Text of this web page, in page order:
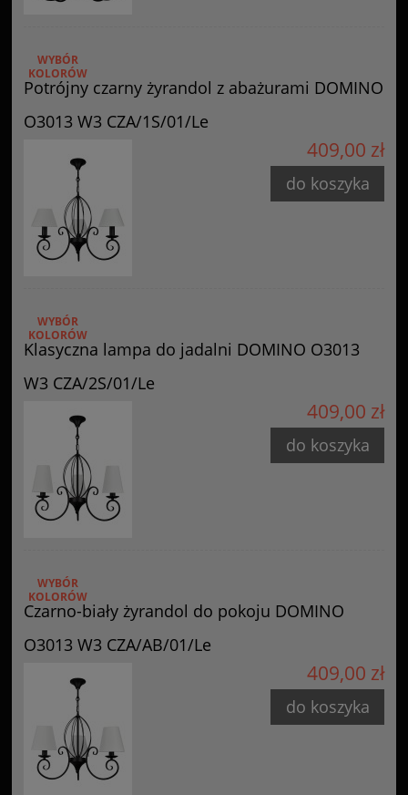
Potrójny czarny żyrandol z abażurami DOMINO
O3013 W3 CZA/1S/01/Le
WYBÓR
KOLORÓW
409,00 zł
do koszyka
Klasyczna lampa do jadalni DOMINO O3013
W3 CZA/2S/01/Le
WYBÓR
KOLORÓW
409,00 zł
do koszyka
Czarno-biały żyrandol do pokoju DOMINO
O3013 W3 CZA/AB/01/Le
WYBÓR
KOLORÓW
409,00 zł
do koszyka